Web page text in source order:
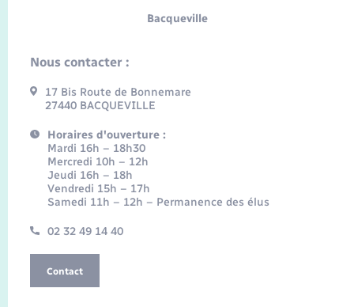
Bacqueville
Nous contacter :
17 Bis Route de Bonnemare
27440 BACQUEVILLE
Horaires d'ouverture :
Mardi 16h – 18h30
Mercredi 10h – 12h
Jeudi 16h – 18h
Vendredi 15h – 17h
Samedi 11h – 12h – Permanence des élus
02 32 49 14 40
Contact